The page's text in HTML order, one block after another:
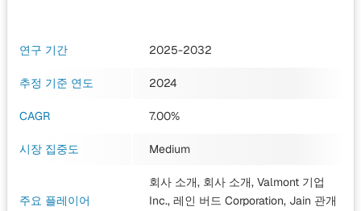
연구 기간 2025-2032
추정 기준 연도 2024
CAGR 7.00%
시장 집중도 Medium
주요 플레이어
회사 소개, 회사 소개, Valmont 기업
Inc., 레인 버드 Corporation, Jain 관개